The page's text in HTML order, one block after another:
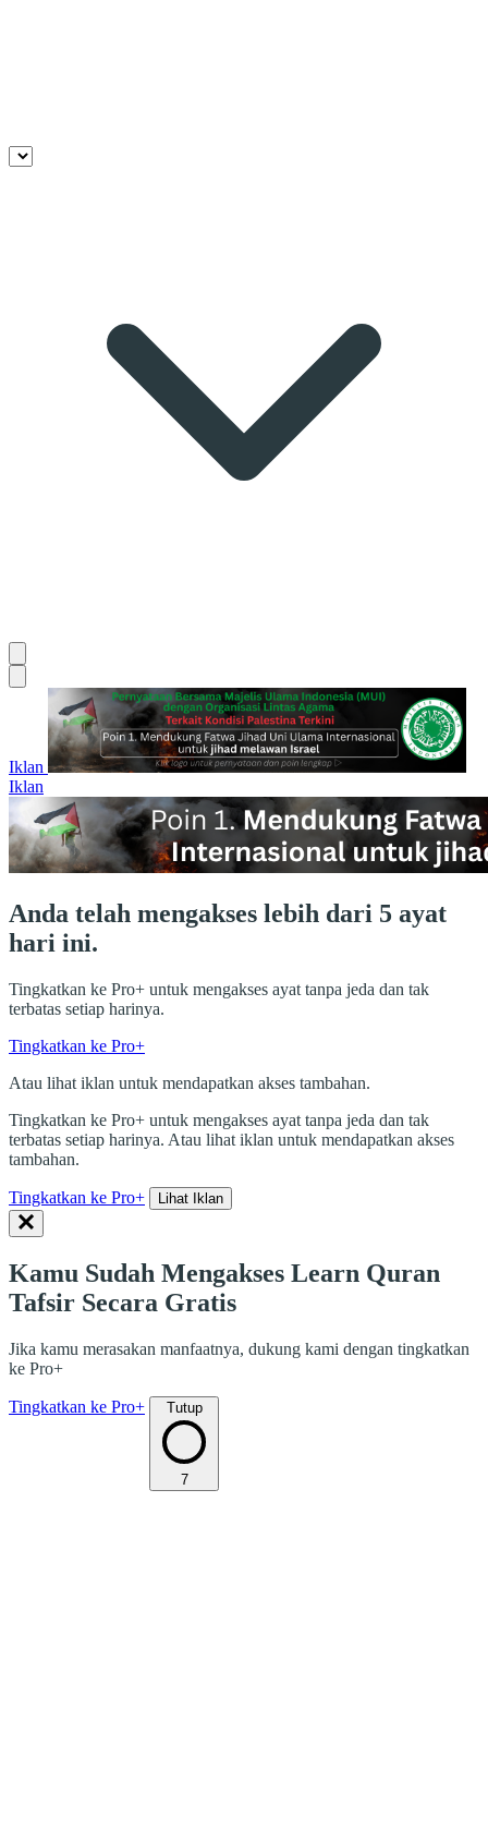
Iklan
Iklan
Anda telah mengakses lebih dari 5 ayat
hari ini.
Tingkatkan ke Pro+ untuk mengakses ayat tanpa jeda dan tak
terbatas setiap harinya.
Tingkatkan ke Pro+
Atau lihat iklan untuk mendapatkan akses tambahan.
Tingkatkan ke Pro+ untuk mengakses ayat tanpa jeda dan tak
terbatas setiap harinya. Atau lihat iklan untuk mendapatkan akses
tambahan.
Tingkatkan ke Pro+ Lihat Iklan
Kamu Sudah Mengakses Learn Quran
Tafsir Secara Gratis
Jika kamu merasakan manfaatnya, dukung kami dengan tingkatkan
ke Pro+
Tingkatkan ke Pro+ Tutup
7